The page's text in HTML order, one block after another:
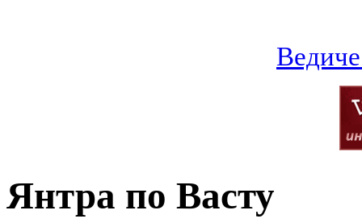
Янтра по Васту